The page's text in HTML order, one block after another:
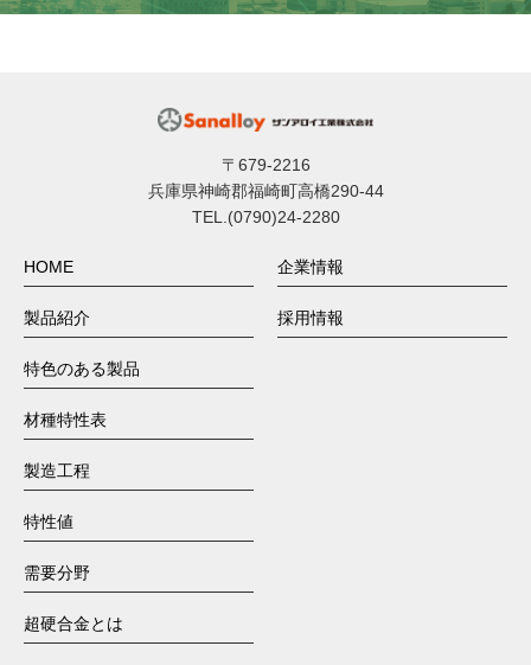
〒679-2216
兵庫県神崎郡福崎町高橋290-44
TEL.(0790)24-2280
HOME
製品紹介
特色のある製品
材種特性表
製造工程
特性値
需要分野
超硬合金とは
企業情報
採用情報